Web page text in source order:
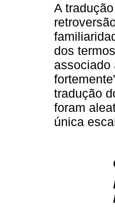
A
dos
associado
tradução
foram
única